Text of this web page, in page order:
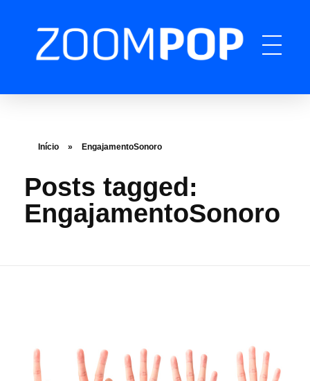
Início » EngajamentoSonoro
Posts tagged:
EngajamentoSonoro